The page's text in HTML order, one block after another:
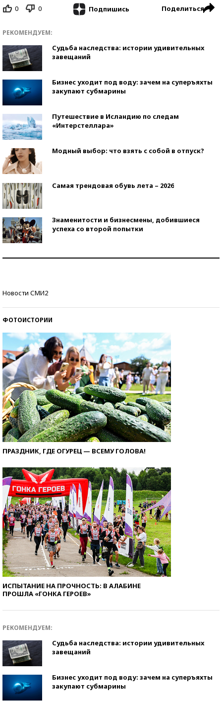
0 0 Подпишись Поделиться
РЕКОМЕНДУЕМ:
Судьба наследства: истории удивительных
завещаний
Бизнес уходит под воду: зачем на суперъяхты
закупают субмарины
Путешествие в Исландию по следам
«Интерстеллара»
Модный выбор: что взять с собой в отпуск?
Самая трендовая обувь лета – 2026
Знаменитости и бизнесмены, добившиеся
успеха со второй попытки
Новости СМИ2
ФОТОИСТОРИИ
ПРАЗДНИК, ГДЕ ОГУРЕЦ — ВСЕМУ ГОЛОВА!
ИСПЫТАНИЕ НА ПРОЧНОСТЬ: В АЛАБИНЕ
ПРОШЛА «ГОНКА ГЕРОЕВ»
РЕКОМЕНДУЕМ:
Судьба наследства: истории удивительных
завещаний
Бизнес уходит под воду: зачем на суперъяхты
закупают субмарины